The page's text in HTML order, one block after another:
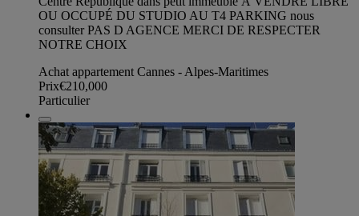
OU OCCUPÉ DU STUDIO AU T4 PARKING nous
consulter PAS D AGENCE MERCI DE RESPECTER
NOTRE CHOIX
Achat appartement Cannes - Alpes-Maritimes
Prix€210,000
Particulier